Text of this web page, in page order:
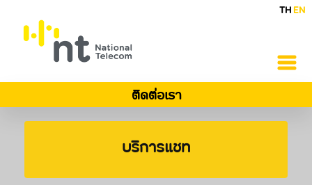
THEN
ติดต่อเรา
บริการแชท